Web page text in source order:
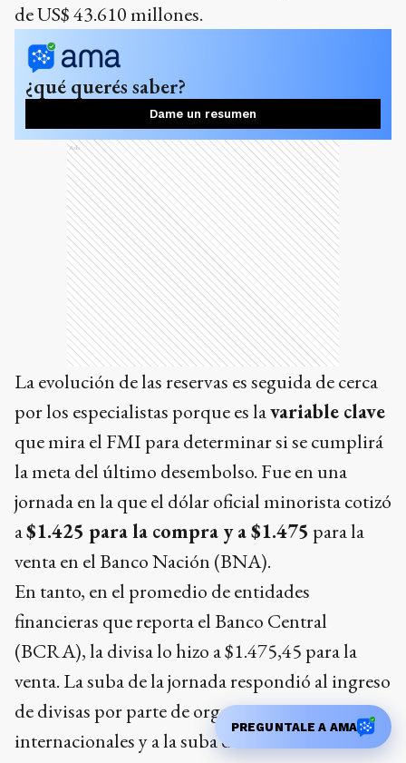
de US$ 43.610 millones.
¿qué querés saber?
Dame un resumen
Ads
La evolución de las reservas es seguida de cerca
por los especialistas porque es lavariable clave
que mira el FMI para determinar si se cumplirá
la meta del último desembolso. Fue en una
jornada en la que el dólar oficial minorista cotizó
a$1.425 para la compra y a $1.475 para la
venta en el Banco Nación (BNA).
En tanto, en el promedio de entidades
financieras que reporta el Banco Central
(BCRA), la divisa lo hizo a $1.475,45 para la
venta. La suba de la jornada respondió al ingreso
de divisas por parte de organismos
internacionales y a la suba de cotizaciones. De
PREGUNTALE A AMA